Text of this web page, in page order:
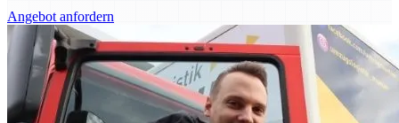
Angebot anfordern